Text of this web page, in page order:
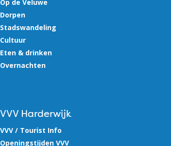
Op de Veluwe
Dorpen
Stadswandeling
Cultuur
Eten & drinken
Overnachten
VVV Harderwijk
VVV / Tourist Info
Openingstijden VVV